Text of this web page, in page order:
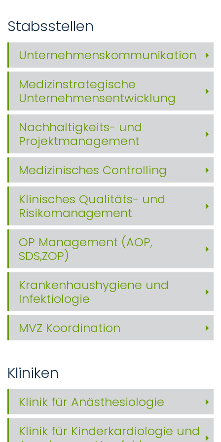
Stabsstellen
Unternehmenskommunikation
Medizinstrategische
Unternehmensentwicklung
Nachhaltigkeits- und
Projektmanagement
Medizinisches Controlling
Klinisches Qualitäts- und
Risikomanagement
OP Management (AOP,
SDS,ZOP)
Krankenhaushygiene und
Infektiologie
MVZ Koordination
Kliniken
Klinik für Anästhesiologie
Klinik für Kinderkardiologie und